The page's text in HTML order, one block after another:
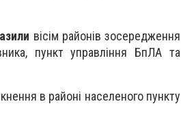
вісім районів зосередження
пункт управління БпЛА та
в районі населеного пункту